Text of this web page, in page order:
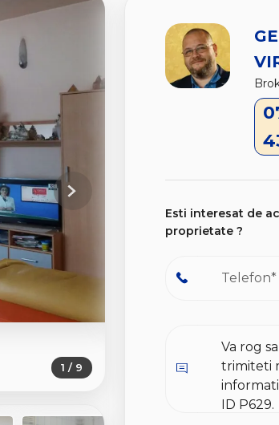
1 / 9
Next
Esti interesat de
proprietate ?